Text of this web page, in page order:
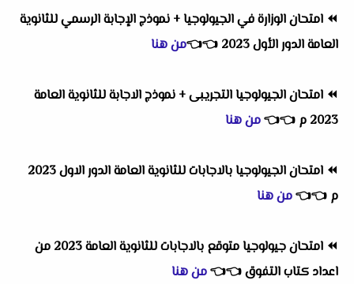
⏪ امتحان الوزارة في الجيولوجيا + نموذج الإجابة الرسمي للثانوية
العامة الدور الأول 2023
👈
👈من هنا
⏪ امتحان الجيولوجيا التجريبى + نموذج الاجابة للثانوية العامة
2023 م
👈
👈من هنا
⏪
امتحان الجيولوجيا بالاجابات للثانوية العامة الدور الاول 2023
م 👈
👈من هنا
⏪
امتحان جيولوجيا متوقع بالاجابات للثانوية العامة 2023 من
اعداد كتاب التفوق👈
👈من هنا